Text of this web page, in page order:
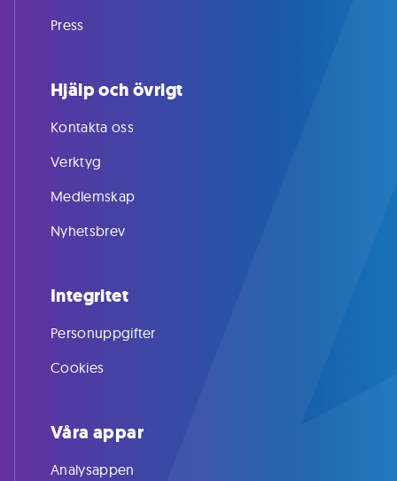
Press
Hjälp och övrigt
Kontakta oss
Verktyg
Medlemskap
Nyhetsbrev
Integritet
Personuppgifter
Cookies
Våra appar
Analysappen